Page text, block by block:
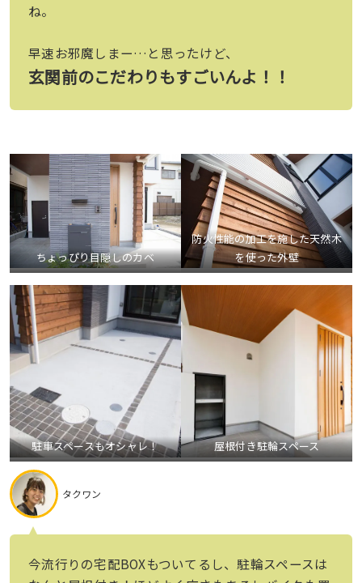
ね。
早速お邪魔しまー…と思ったけど、
玄関前のこだわりもすごいんよ！！
ちょっぴり目隠しのカベ
防火性能の加工を施した天然木
を使った外壁
駐車スペースもオシャレ！ 屋根付き駐輪スペース
タクワン
今流行りの宅配BOXもついてるし、駐輪スペースは